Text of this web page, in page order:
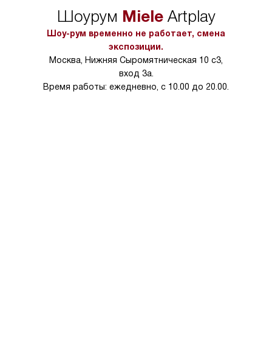
характерный пристал. Раньше такое сразу в стирку шло, теперь
в сушильную машину для освежения. А еще есть функция
обработки паром, убивающая все бактерии — использую,
После этой машины даже гладить не надо, только немного
жаль, что вещи сама не складывает и в шкаф раскладывать не
Шоурум MieleArtplay
Шоу-рум временно не работает, смена
экспозиции.
Москва, Нижняя Сыромятническая 10 с3,
вход 3а.
Время работы: ежедневно, с 10.00 до 20.00.